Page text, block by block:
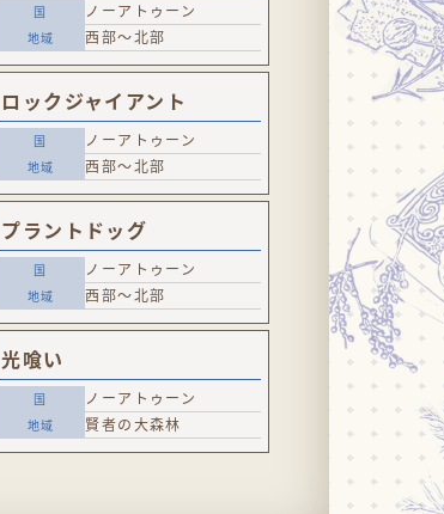
ノーアトゥーン
西部～北部
ロックジャイアント
ノーアトゥーン
西部～北部
プラントドッグ
ノーアトゥーン
西部～北部
光喰い
ノーアトゥーン
賢者の大森林